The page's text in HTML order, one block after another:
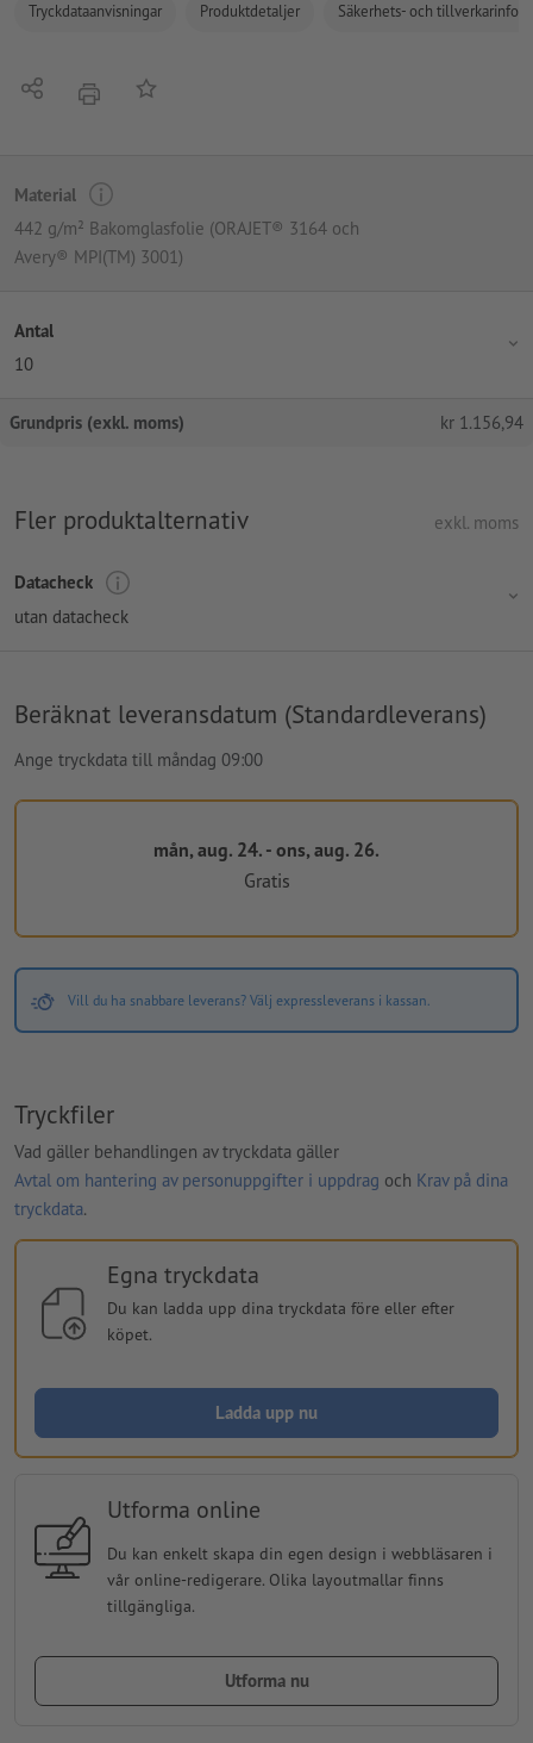
Tryckdataanvisningar Produktdetaljer Säkerhets- och
Dela erbjudandePå anteckningslistan
Material
442 g/m² Bakomglasfolie (ORAJET® 3164 och
Avery® MPI(TM) 3001)
Antal
10
Grundpris (exkl. moms) kr 1.156,94
Fler produktalternativ exkl. moms
Datacheck
utan datacheck
Beräknat leveransdatum (Standardleverans)
Ange tryckdata till måndag 09:00
mån, aug. 24. - ons, aug. 26.
Gratis
Vill du ha snabbare leverans? Välj expressleverans i kassan.
Tryckfiler
Vad gäller behandlingen av tryckdata gäller
Avtal om hantering av personuppgifter i uppdrag och Krav på dina
tryckdata.
Egna tryckdata
Du kan ladda upp dina tryckdata före eller efter
köpet.
Ladda upp nu
Utforma online
Du kan enkelt skapa din egen design i webbläsaren i
vår online-redigerare. Olika layoutmallar finns
tillgängliga.
Utforma nu